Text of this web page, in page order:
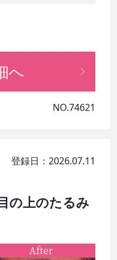
へ
NO.74621
登録日：2026.07.11
の上のたるみ
After